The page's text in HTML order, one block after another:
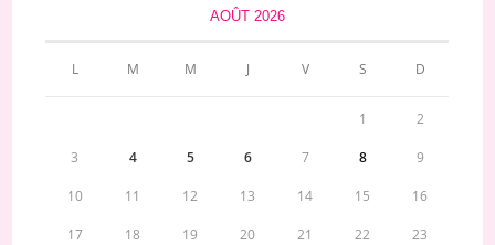
AOÛT 2026
L M M J V S D
1 2
3 4 5 6 7 8 9
10 11 12 13 14 15 16
17 18 19 20 21 22 23